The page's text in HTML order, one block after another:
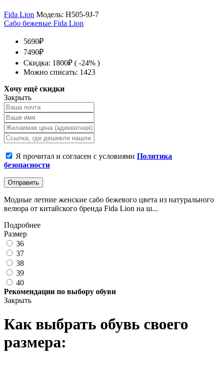
Fida Lion Модель: H505-9J-7
Сабо бежевые Fida Lion
5690₽
7490₽
Скидка: 1800₽ ( -24% )
Можно списать: 1423
Хочу ещё скидки
Закрыть
Я прочитал и согласен с условиями Политика
безопасности
Отправить
Модные летние женские сабо бежевого цвета из натурального
велюра от китайского бренда Fida Lion на ш...
Подробнее
Размер
36
37
38
39
40
Рекомендации по выбору обуви
Закрыть
Как выбрать обувь своего
размера: